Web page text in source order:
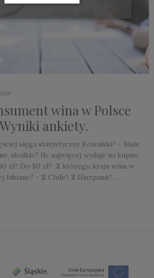
wina w Polsce
ankiety.
sięga statystyczny Kowalski? – Białe,
słodkie? Ile najwięcej wydaje na kupno
zł? Do 50 zł? Z którego kraju wina w
lubiane? – Z Chile? Z Hiszpanii?…